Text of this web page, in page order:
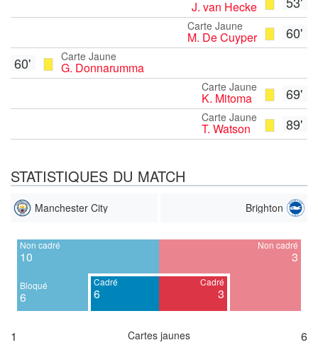
J. van Hecke
60'
Carte Jaune
M. De Cuyper
Carte Jaune
G. Donnarumma
60'
69'
Carte Jaune
K. Mitoma
89'
Carte Jaune
T. Watson
STATISTIQUES DU MATCH
Manchester City Brighton
Non cadré
10
Bloqué
6
Cadré
6
Cadré
3
Non cadré
3
1 Cartes jaunes 6